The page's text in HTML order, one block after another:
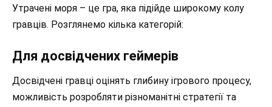
Утрачені моря – це гра, яка підійде широкому колу
гравців. Розглянемо кілька категорій:
Для досвідчених геймерів
Досвідчені гравці оцінять глибину ігрового процесу,
можливiсть розробляти різноманітні стратегії та